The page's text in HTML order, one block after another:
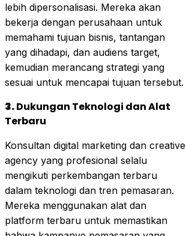
lebih dipersonalisasi. Mereka akan
bekerja dengan perusahaan untuk
memahami tujuan bisnis, tantangan
yang dihadapi, dan audiens target,
kemudian merancang strategi yang
sesuai untuk mencapai tujuan tersebut.
3.Dukungan Teknologi dan Alat
Terbaru
Konsultan digital marketing dan creative
agency yang profesional selalu
mengikuti perkembangan terbaru
dalam teknologi dan tren pemasaran.
Mereka menggunakan alat dan
platform terbaru untuk memastikan